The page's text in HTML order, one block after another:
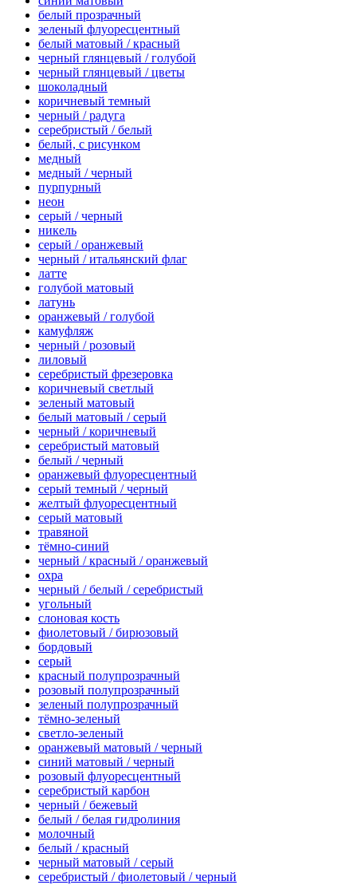
белый прозрачный
зеленый флуоресцентный
белый матовый / красный
черный глянцевый / голубой
черный глянцевый / цветы
шоколадный
коричневый темный
черный / радуга
серебристый / белый
белый, с рисунком
медный
медный / черный
пурпурный
неон
серый / черный
никель
серый / оранжевый
черный / итальянский флаг
латте
голубой матовый
латунь
оранжевый / голубой
камуфляж
черный / розовый
лиловый
серебристый фрезеровка
коричневый светлый
зеленый матовый
белый матовый / серый
черный / коричневый
серебристый матовый
белый / черный
оранжевый флуоресцентный
серый темный / черный
желтый флуоресцентный
серый матовый
травяной
тёмно-синий
черный / красный / оранжевый
охра
черный / белый / серебристый
угольный
слоновая кость
фиолетовый / бирюзовый
бордовый
серый
красный полупрозрачный
розовый полупрозрачный
зеленый полупрозрачный
тёмно-зеленый
светло-зеленый
оранжевый матовый / черный
синий матовый / черный
розовый флуоресцентный
серебристый карбон
черный / бежевый
белый / белая гидролиния
молочный
белый / красный
черный матовый / серый
серебристый / фиолетовый / черный